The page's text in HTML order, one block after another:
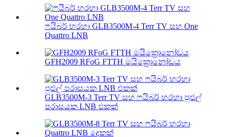
ෆයිබර් හරහා GLB3500M-4 Terr TV සහ One
Quattro LNB
GFH2009 RFoG FTTH මයික්‍රොනෝඩය
GLB3500M-3 Terr TV සහ ෆයිබර් හරහා පුළුල්
පරාසයක LNB එකක්